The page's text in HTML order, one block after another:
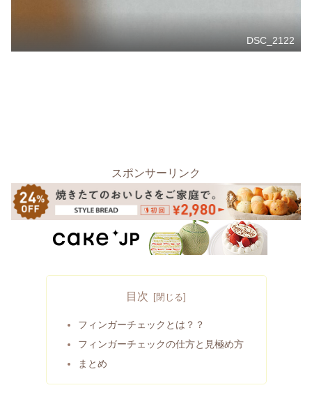
DSC_2122
スポンサーリンク
目次
フィンガーチェックとは？？
フィンガーチェックの仕方と見極め方
まとめ